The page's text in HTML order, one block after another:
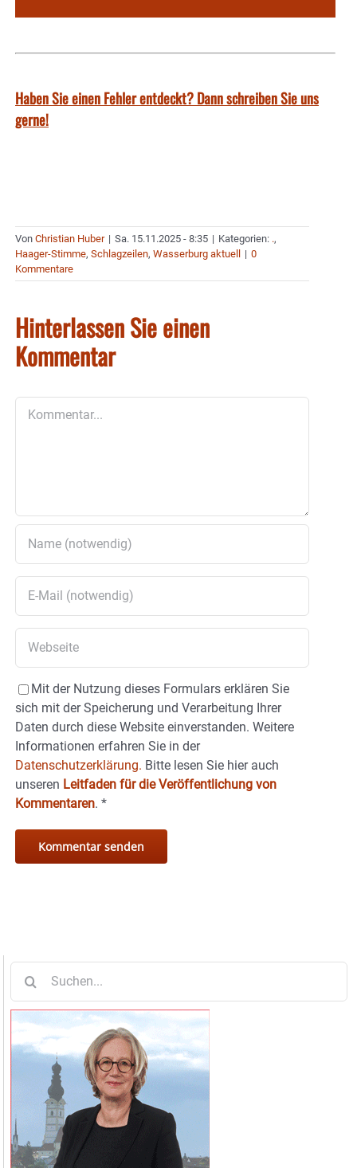
Haben Sie einen Fehler entdeckt? Dann schreiben Sie uns
gerne!
Von Christian Huber | Sa. 15.11.2025 - 8:35 | Kategorien: .,
Haager-Stimme, Schlagzeilen, Wasserburg aktuell | 0
Kommentare
Hinterlassen Sie einen
Kommentar
Mit der Nutzung dieses Formulars erklären Sie
sich mit der Speicherung und Verarbeitung Ihrer
Daten durch diese Website einverstanden. Weitere
Informationen erfahren Sie in der
Datenschutzerklärung. Bitte lesen Sie hier auch
unseren Leitfaden für die Veröffentlichung von
Kommentaren. *
nach: